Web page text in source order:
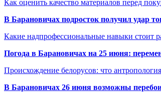
Как оценить качество материалов перед
В Барановичах подросток получил удар
Какие надпрофессиональные навыки стоит
Погода в Барановичах на 25 июня:
Происхождение белорусов: что
В Барановичах 26 июня возможны